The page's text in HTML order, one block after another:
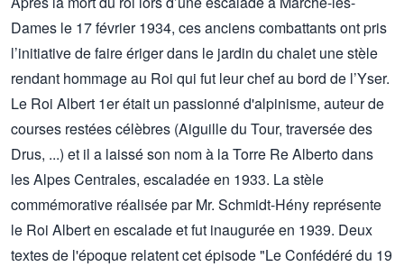
Dames le 17 février 1934, ces anciens combattants ont pris
l’initiative de faire ériger dans le jardin du chalet une stèle
rendant hommage au Roi qui fut leur chef au bord de l’Yser.
Le Roi Albert 1er était un passionné d'alpinisme, auteur de
courses restées célèbres (Aiguille du Tour, traversée des
Drus, ...) et il a laissé son nom à la Torre Re Alberto dans
les Alpes Centrales, escaladée en 1933. La stèle
commémorative réalisée par Mr. Schmidt-Hény représente
le Roi Albert en escalade et fut inaugurée en 1939. Deux
textes de l'époque relatent cet épisode"Le Confédéré du 19